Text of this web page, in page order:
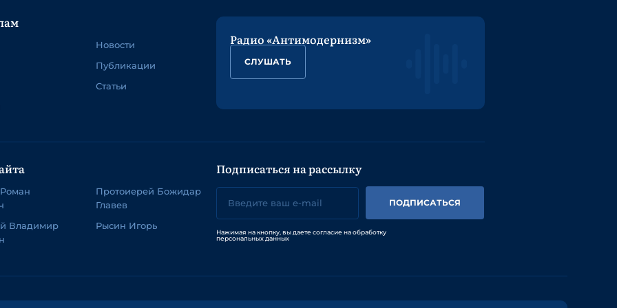
Новости
Публикации
Статьи
Радио «Антимодернизм»
СЛУШАТЬ
Владимир
Протоиерей Божидар
Главев
Рысин Игорь
Подписаться на рассылку
ПОДПИСАТЬСЯ
Нажимая на кнопку, вы даете согласие на обработку
персональных данных